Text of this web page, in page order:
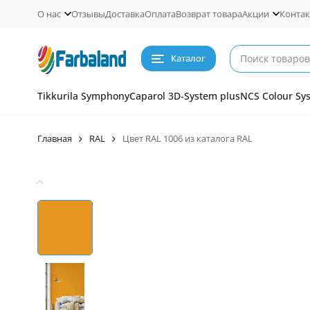
О нас ОтзывыДоставкаОплатаВозврат товараАкции
Каталог
Tikkurila SymphonyCaparol 3D-System plusNCS Colour
Главная RAL Цвет RAL 1006 из каталога RAL